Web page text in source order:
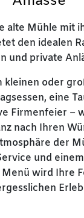
alte Mühle mit
den idealen
und private
kleinen oder
eine
Firmenfeier –
nach Ihren
der
und
wird Ihre